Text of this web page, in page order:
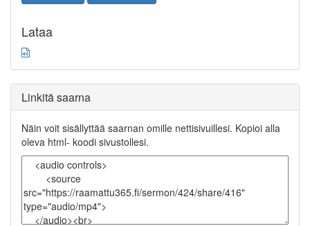
Lataa
Linkitä saarna
Näin voit sisällyttää saarnan omille nettisivuillesi. Kopioi alla
oleva html- koodi sivustollesi.